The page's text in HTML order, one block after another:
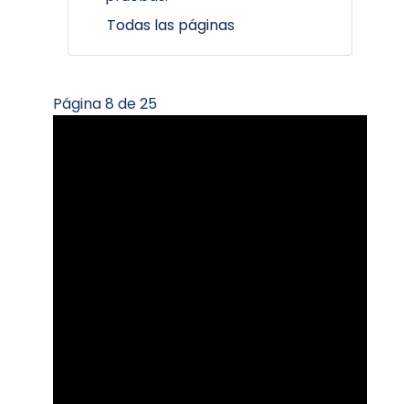
Todas las páginas
Página 8 de 25